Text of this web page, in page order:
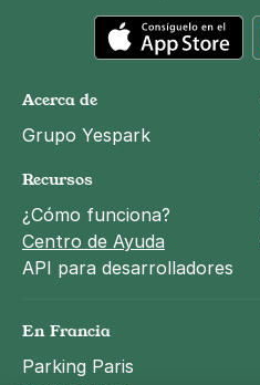
Acerca de
Grupo Yespark
Recursos
¿Cómo funciona?
Centro de Ayuda
API para desarrolladores
En Francia
Parking Paris